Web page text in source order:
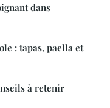
dans
: tapas, paella et
à retenir